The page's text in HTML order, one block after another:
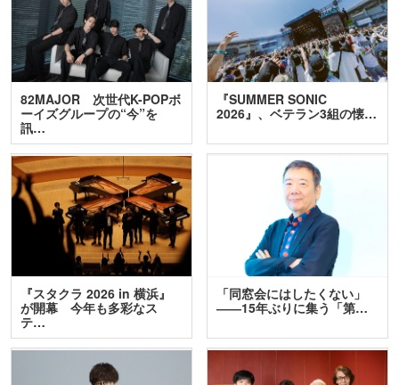
82MAJOR 次世代K-POPボ
ーイズグループの“今”を
訊…
『SUMMER SONIC
2026』、ベテラン3組の懐…
『スタクラ 2026 in 横浜』
が開幕 今年も多彩なス
テ…
「同窓会にはしたくない」
――15年ぶりに集う「第…